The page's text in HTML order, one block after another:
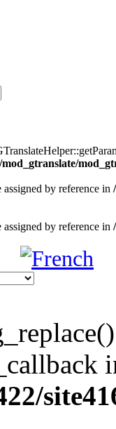
by reference in
by reference in